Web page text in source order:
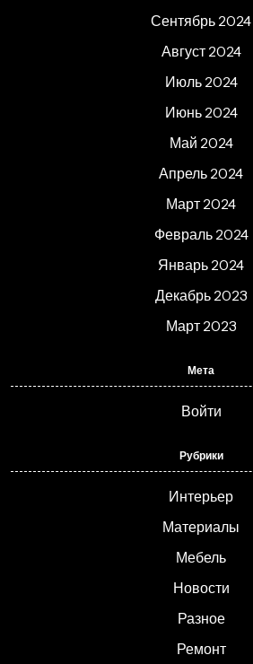
Сентябрь 2024
Август 2024
Июль 2024
Июнь 2024
Май 2024
Апрель 2024
Март 2024
Февраль 2024
Январь 2024
Декабрь 2023
Март 2023
Мета
Войти
Рубрики
Интерьер
Материалы
Мебель
Новости
Разное
Ремонт